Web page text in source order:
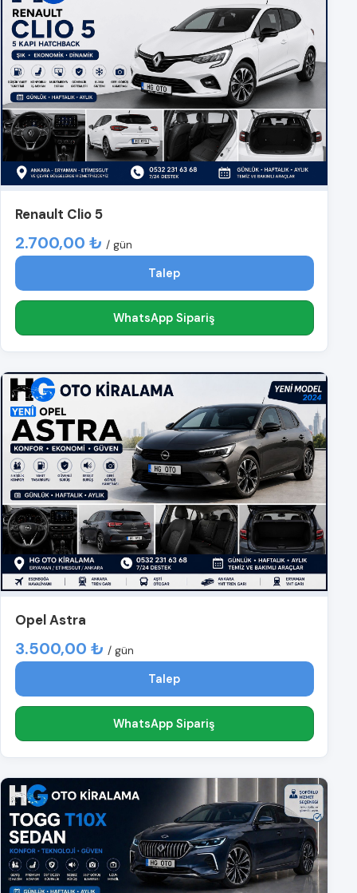
Renault Clio 5
2.700,00 ₺ / gün
Talep
WhatsApp Sipariş
Opel Astra
3.500,00 ₺ / gün
Talep
WhatsApp Sipariş